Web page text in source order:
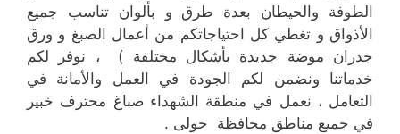
الطوفة والحيطان بعدة طرق و بألوان تناسب جميع
الأذواق و تغطي كل احتياجاتكم من أعمال الصبغ و ورق
جدران موضة جديدة بأشكال مختلفة ) ، نوفر لكم
خدماتنا ونضمن لكم الجودة في العمل والأمانة في
التعامل ، نعمل في منطقة الشهداء صباغ محترف خبير
في جميع مناطق محافظة حولى .